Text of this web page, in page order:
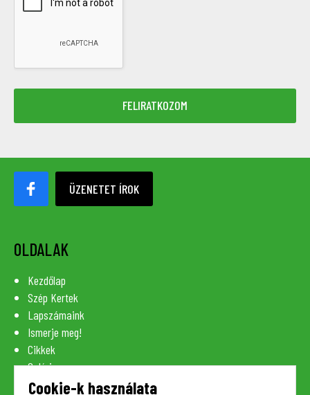
ÜZENETET ÍROK
OLDALAK
Kezdőlap
Szép Kertek
Lapszámaink
Ismerje meg!
Cikkek
Galéria
Szaknévsor
Cookie-k használata